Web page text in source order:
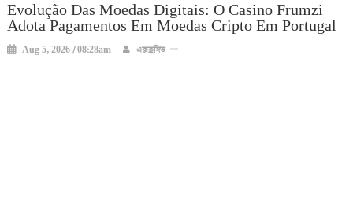
Evolução Das Moedas Digitais: O Casino Frumzi
Adota Pagamentos Em Moedas Cripto Em Portugal
Aug 5, 2026 / 08:28am এক্সক্লুসিভ